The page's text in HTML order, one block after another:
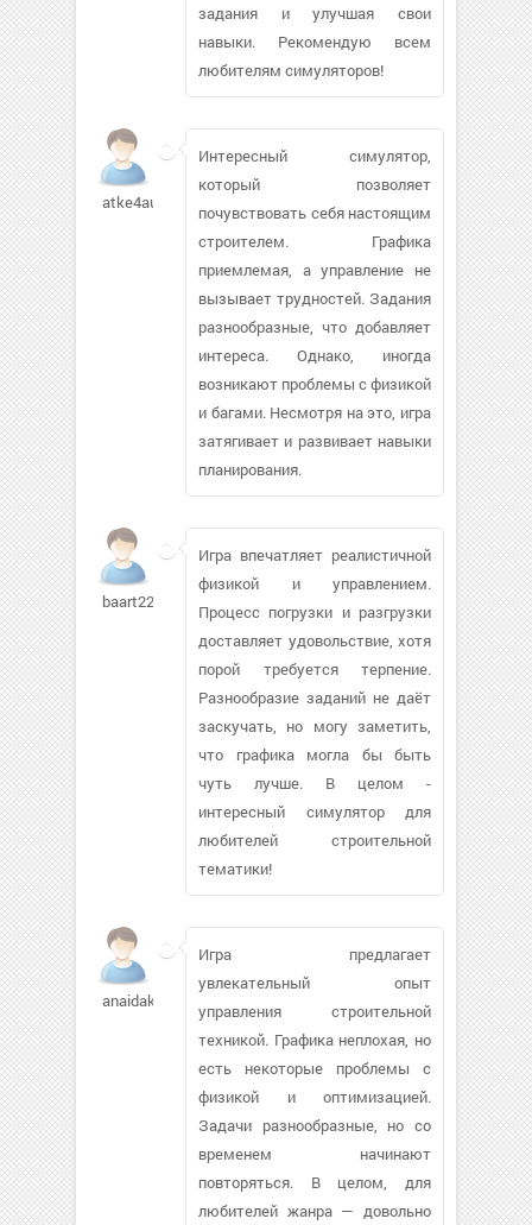
задания и улучшая свои
навыки. Рекомендую всем
любителям симуляторов!
atke4au
Интересный симулятор,
который позволяет
почувствовать себя настоящим
строителем. Графика
приемлемая, а управление не
вызывает трудностей. Задания
разнообразные, что добавляет
интереса. Однако, иногда
возникают проблемы с физикой
и багами. Несмотря на это, игра
затягивает и развивает навыки
планирования.
baart224
Игра впечатляет реалистичной
физикой и управлением.
Процесс погрузки и разгрузки
доставляет удовольствие, хотя
порой требуется терпение.
Разнообразие заданий не даёт
заскучать, но могу заметить,
что графика могла бы быть
чуть лучше. В целом -
интересный симулятор для
любителей строительной
тематики!
anaidak87887
Игра предлагает
увлекательный опыт
управления строительной
техникой. Графика неплохая, но
есть некоторые проблемы с
физикой и оптимизацией.
Задачи разнообразные, но со
временем начинают
повторяться. В целом, для
любителей жанра — довольно